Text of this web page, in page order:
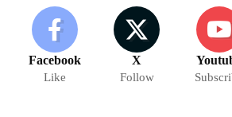
Facebook
Like
X
Follow